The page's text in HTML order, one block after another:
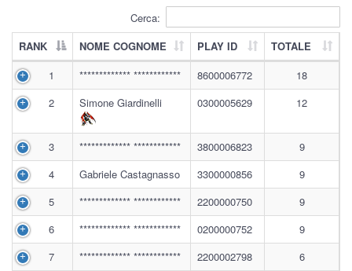
Cerca:
RANK
NOME COGNOME PLAY ID
TOTALE
1
************* ************ 8600006772
18
2
Simone Giardinelli 0300005629 12
3 ************* ************ 3800006823
9
4
Gabriele Castagnasso 3300000856
9
5
************* ************ 2200000750
9
6
************* ************ 0200000752
9
7
************* ************ 2200002798
6